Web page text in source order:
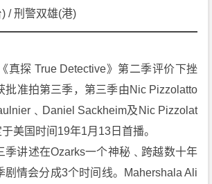
v
S
e
a
o
n
3》
/ 刑警双雄(港)
探 True Detective》第二季评价下挫
批准拍第三季，第三季由Nic Pizzolatto
Sackheim及Nic Pizzolat
美国时间19年1月13日首播。
讲述在Ozarks一个神秘﹑跨越数十年
剧情会分成3个时间线。Mahershala Ali